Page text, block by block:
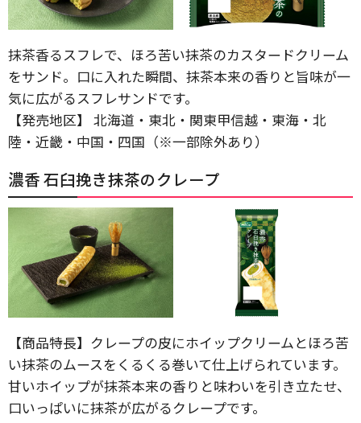
抹茶香るスフレで、ほろ苦い抹茶のカスタードクリーム
をサンド。口に入れた瞬間、抹茶本来の香りと旨味が一
気に広がるスフレサンドです。
【発売地区】 北海道・東北・関東甲信越・東海・北
陸・近畿・中国・四国（※一部除外あり）
濃香 石臼挽き抹茶のクレープ
【商品特長】クレープの皮にホイップクリームとほろ苦
い抹茶のムースをくるくる巻いて仕上げられています。
甘いホイップが抹茶本来の香りと味わいを引き立たせ、
口いっぱいに抹茶が広がるクレープです。